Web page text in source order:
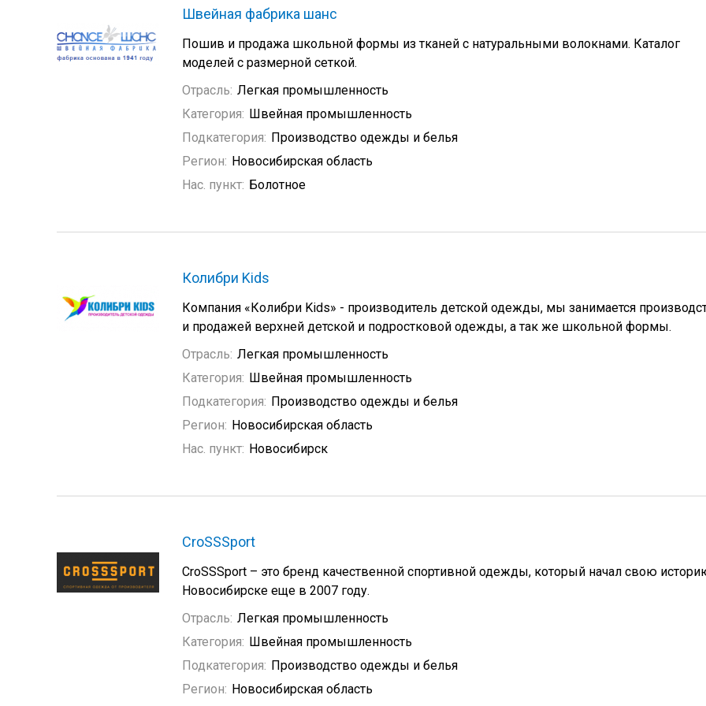
Швейная фабрика шанс
Пошив и продажа школьной формы из тканей с натуральными волокнами. Каталог
моделей с размерной сеткой.
Отрасль: Легкая промышленность
Категория: Швейная промышленность
Подкатегория: Производство одежды и белья
Регион: Новосибирская область
Нас. пункт: Болотное
Колибри Kids
Компания «Колибри Kids» - производитель детской одежды, мы занимается
и продажей верхней детской и подростковой одежды, а так же школьной формы.
Отрасль: Легкая промышленность
Категория: Швейная промышленность
Подкатегория: Производство одежды и белья
Регион: Новосибирская область
Нас. пункт: Новосибирск
CroSSSport
CroSSSport – это бренд качественной спортивной одежды, который начал свою
Новосибирске еще в 2007 году.
Отрасль: Легкая промышленность
Категория: Швейная промышленность
Подкатегория: Производство одежды и белья
Регион: Новосибирская область